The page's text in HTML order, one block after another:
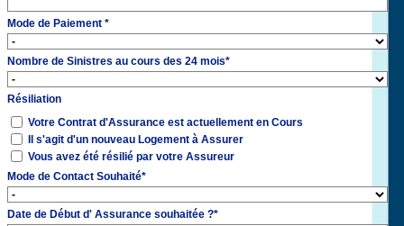
Mode de Paiement *
Nombre de Sinistres au cours des 24 mois*
Résiliation
Votre Contrat d'Assurance est actuellement en Cours
Il s'agit d'un nouveau Logement à Assurer
Vous avez été résilié par votre Assureur
Mode de Contact Souhaité*
Date de Début d' Assurance souhaitée ?*